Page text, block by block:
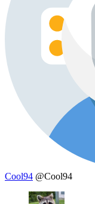
Cool94 @Cool94